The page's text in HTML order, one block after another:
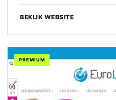
BEKIJK WEBSITE
PREMIUM